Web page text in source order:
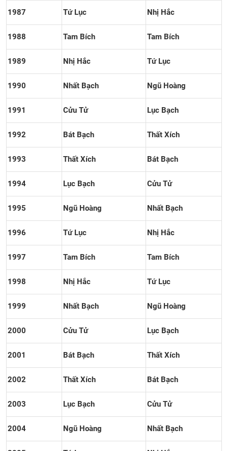
1987 Tứ Lục Nhị Hắc
1988 Tam Bích Tam Bích
1989 Nhị Hắc Tứ Lục
1990 Nhất Bạch Ngũ Hoàng
1991 Cửu Tử Lục Bạch
1992 Bát Bạch Thất Xích
1993 Thất Xích Bát Bạch
1994 Lục Bạch Cửu Tử
1995 Ngũ Hoàng Nhất Bạch
1996 Tứ Lục Nhị Hắc
1997 Tam Bích Tam Bích
1998 Nhị Hắc Tứ Lục
1999 Nhất Bạch Ngũ Hoàng
2000 Cửu Tử Lục Bạch
2001 Bát Bạch Thất Xích
2002 Thất Xích Bát Bạch
2003 Lục Bạch Cửu Tử
2004 Ngũ Hoàng Nhất Bạch